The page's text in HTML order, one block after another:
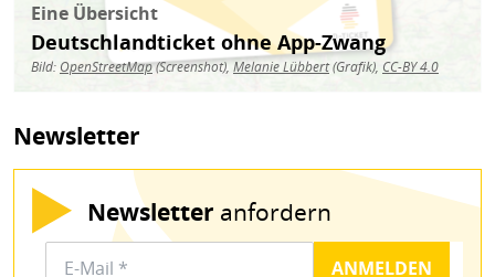
Eine Übersicht
Deutschlandticket ohne App-Zwang
Bild: OpenStreetMap(Screenshot),Melanie Lübbert(Grafik), CC-BY 4.0
Newsletter
Newsletter anfordern